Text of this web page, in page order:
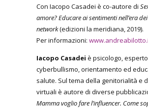
Con Iacopo Casadei è co-autore di
amore? Educare ai sentimenti nell’era
network(edizioni la meridiana, 2019).
Per informazioni:
Iacopo Casadei è psicologo,
cyberbullismo, orientamento ed
salute. Sul tema della genitorialità e
virtuali è autore di diverse
Mamma voglio fare l’influencer. Come